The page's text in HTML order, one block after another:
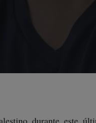
durante este